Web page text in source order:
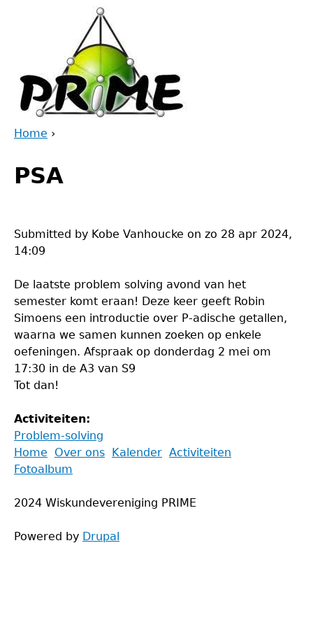
are
Home ›
to
top
PSA
Submitted by Kobe Vanhoucke on zo 28 apr 2024,
14:09
De laatste problem solving avond van het
semester komt eraan! Deze keer geeft Robin
Simoens een introductie over P-adische getallen,
waarna we samen kunnen zoeken op enkele
oefeningen. Afspraak op donderdag 2 mei om
17:30 in de A3 van S9
Tot dan!
Activiteiten:
Problem-solving
Back
to
Main
menu
Home Over ons Kalender Activiteiten
Fotoalbum
2024 Wiskundevereniging PRIME
Powered by Drupal